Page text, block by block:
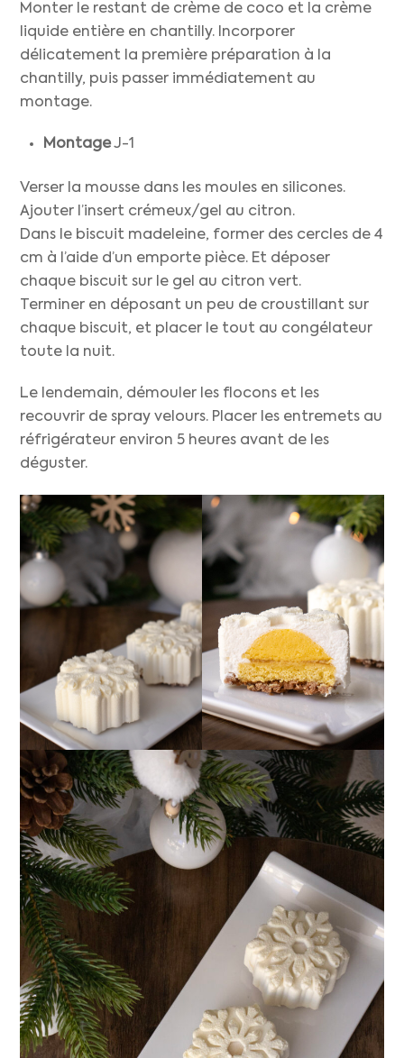
Monter le restant de crème de coco et la crème
liquide entière en chantilly. Incorporer
délicatement la première préparation à la
chantilly, puis passer immédiatement au
montage.
MontageJ-1
Verser la mousse dans les moules en silicones.
Ajouter l’insert crémeux/gel au citron.
Dans le biscuit madeleine, former des cercles de 4
cm à l’aide d’un emporte pièce. Et déposer
chaque biscuit sur le gel au citron vert.
Terminer en déposant un peu de croustillant sur
chaque biscuit, et placer le tout au congélateur
toute la nuit.
Le lendemain, démouler les flocons et les
recouvrir de spray velours. Placer les entremets au
réfrigérateur environ 5 heures avant de les
déguster.